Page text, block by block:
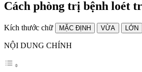
Cách phòng trị bệnh loét
Kích thước chữ MẶC ĐỊNH VỪA LỚN
NỘI DUNG CHÍNH